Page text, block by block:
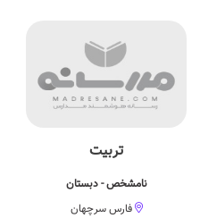
تربیت
نامشخص - دبستان
فارس سرچهان